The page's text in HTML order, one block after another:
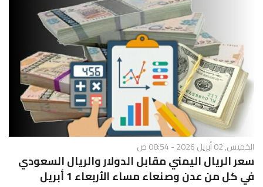
الخميس, 02 أبريل 2026 - 08:54 ص
سعر الريال اليمني مقابل الدولار والريال السعودي
في كل من عدن وصنعاء مساء الأربعاء 1 أبريل